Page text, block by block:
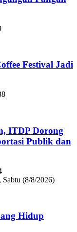
Festival Jadi
ITDP Dorong
Publik dan
Hidup